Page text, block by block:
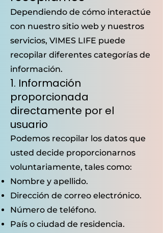
Dependiendo de cómo interactúe
con nuestro sitio web y nuestros
servicios, VIMES LIFE puede
recopilar diferentes categorías de
información.
1. Información
proporcionada
directamente por el
usuario
Podemos recopilar los datos que
usted decide proporcionarnos
voluntariamente, tales como:
Nombre y apellido.
Dirección de correo electrónico.
Número de teléfono.
País o ciudad de residencia.